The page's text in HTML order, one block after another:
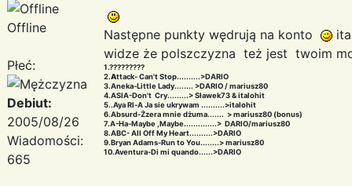
Offline
Płeć:
Debiut:
2005/08/26
Wiadomości:
665
Następne punkty wędrują na konto
widze że polszczyzna też jest twoim
1.?????????
2.Attack- Can't Stop..........>DARIO
3.Aneka-Little Lady........ >DARIO / mariusz80
4.ASIA-Don't Cry.........> Sławek73 & italohit
5..Aya Rl-A Ja sie ukrywam ..........>italohit
6.Absurd-Żzera mnie dżuma....... > mariusz80 (bonus)
7.A-Ha-Maybe ,Maybe..............> DARIO/mariusz80
8.ABC- All Off My Heart..........>DARIO
9.Bryan Adams-Run to You........> mariusz80
10.Aventura-Di mi quando......>DARIO